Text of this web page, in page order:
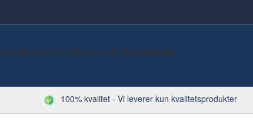
SVØMMEBASSENGSPASAUNAKJEMIRØRDELER
100% kvalitet - Vi leverer kun kvalitetsprodukter